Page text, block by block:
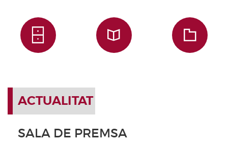
ACTUALITAT
SALA DE PREMSA